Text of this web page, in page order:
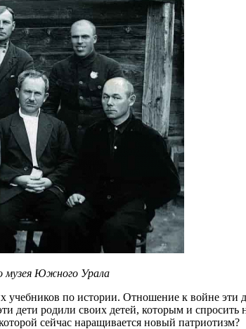
музея Южного Урала
по истории. Отношение к войне эти
дети родили своих детей, которым и
сейчас наращивается новый патриотизм?